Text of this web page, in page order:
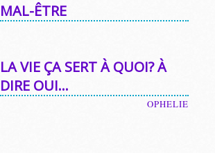
MAL-ÊTRE
LA VIE ÇA SERT À QUOI? À
DIRE OUI…
OPHELIE